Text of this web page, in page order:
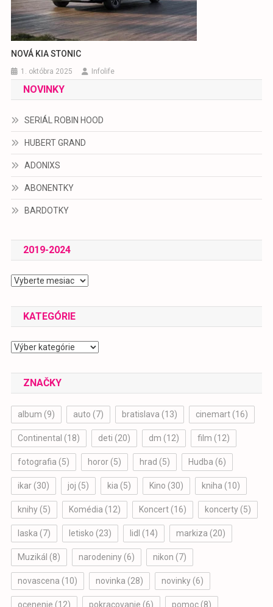
NOVÁ KIA STONIC
1. októbra 2025 Infolife
NOVINKY
SERIÁL ROBIN HOOD
HUBERT GRAND
ADONIXS
ABONENTKY
BARDOTKY
2019-2024
2019-
KATEGÓRIE
Kategórie
ZNAČKY
album (9) auto (7) bratislava (13) cinemart(16)
Continental (18) deti (20) dm (12) film (12)
fotografia (5) horor(5) hrad (5) Hudba (6)
ikar(30) joj (5) kia (5) Kino (30) kniha (10)
knihy(5) Komédia (12) Koncert(16) koncerty(5)
laska (7) letisko (23) lidl (14) markiza (20)
Muzikál (8) narodeniny(6) nikon (7)
novascena (10) novinka (28) novinky(6)
ocenenie (12) pokracovanie (6) pomoc(8)